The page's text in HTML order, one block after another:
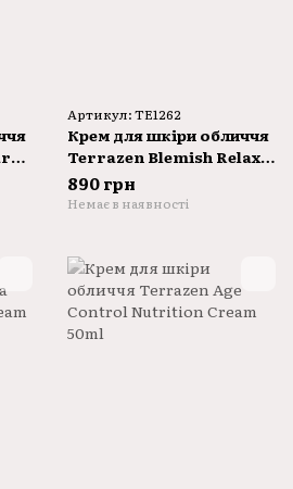
Артикул: TE1262
Крем для шкіри обличчя
Terrazen Blemish Relax
Barrier Cream 50ml
890 грн
Немає в наявності